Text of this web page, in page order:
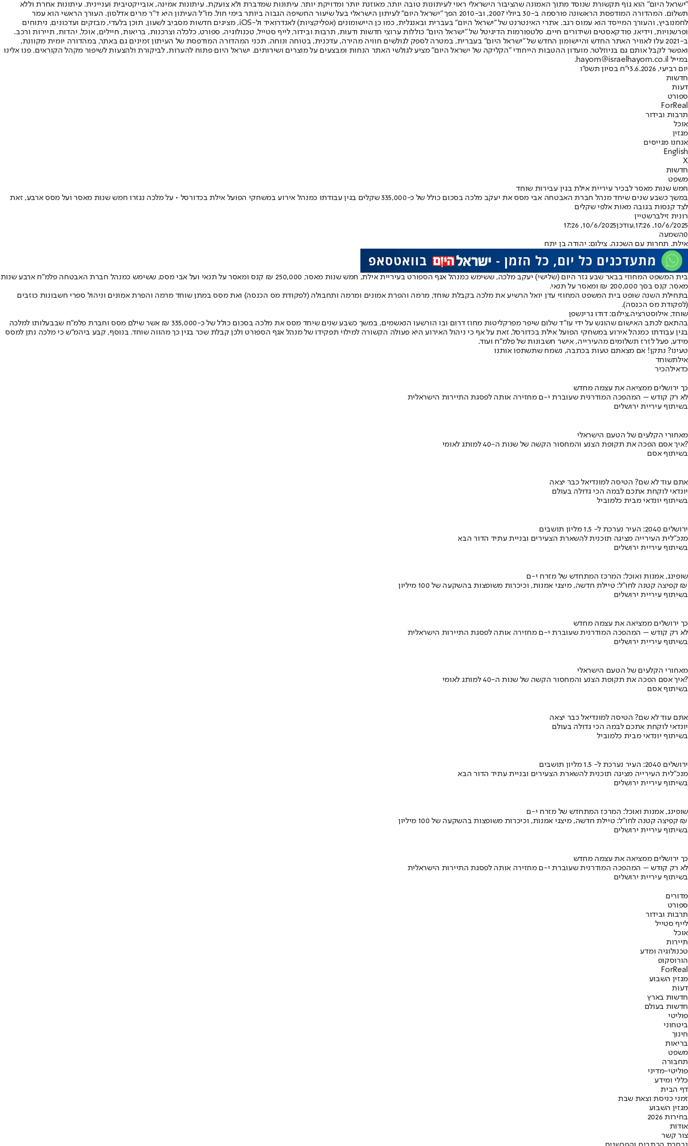
"ישראל היום" הוא גוף תקשורת שנוסד מתוך האמונה שהציבור הישראלי ראוי לעיתונות טובה יותר, מאוזנת יותר ומדויקת יותר. עיתונות שמדברת ולא צועקת. עיתונות אמינה, אובייקטיבית ועניינית. עיתונות אחרת וללא
תשלום. המהדורה המודפסת הראשונה פורסמה ב-30 ביולי 2007, וב-2010 הפך "ישראל היום" לעיתון הישראלי בעל שיעור החשיפה הגבוה ביותר בימי חול. מו"ל העיתון היא ד"ר מרים אדלסון. העורך הראשי הוא עמר
לחמנוביץ, והעורך המייסד הוא עמוס רגב. אתרי האינטרנט של "ישראל היום" בעברית ובאנגלית, כמו כן היישומונים (אפליקציות) לאנדרואיד ול-iOS, מציגים חדשות מסביב לשעון, תוכן בלעדי, מבזקים ועדכונים, ניתוחים
ופרשנויות, וידיאו, פודקאסטים ושידורים חיים. פלטפורמות הדיגיטל של "ישראל היום" כוללות ערוצי חדשות ודעות, תרבות ובידור, לייף סטייל, טכנולוגיה, ספורט, כלכלה וצרכנות, בריאות, חיילים, אוכל, יהדות, תיירות ורכב.
ב-2021 עלו לאוויר האתר החדש והיישומון החדש של "ישראל היום" בעברית, במטרה לספק לגולשים חוויה מהירה, עדכנית, בטוחה ונוחה. תכני המהדורה המודפסת של העיתון זמינים גם באתר, במהדורה יומית מקוונת,
ואפשר לקבל אותם גם בניוזלטר. מועדון ההטבות הייחודי "הקליקה של ישראל היום" מציע לגולשי האתר הנחות ומבצעים על מוצרים ושירותים. ישראל היום פתוח להערות, לביקורת ולהצעות לשיפור מקהל הקוראים. פנו אלינו
במייל hayom@israelhayom.co.il.
יום רביעי, 3.6.2026
י"ח בסיון תשפ"ו
חדשות
דעות
ספורט
ForReal
תרבות ובידור
אוכל
מגזין
אנחנו מגייסים
English
X
חדשות
משפט
חמש שנות מאסר לבכיר עיריית אילת בגין עבירות שוחד
במשך כשבע שנים שיחד מנהל חברת האבטחה אבי מסס את יעקב מלכה בסכום כולל של כ-335,000 שקלים בגין עבודתו כמנהל אירוע במשחקי הפועל אילת בכדורסל • על מלכה נגזרו חמש שנות מאסר ועל מסס ארבע, זאת
לצד קנסות בגובה מאות אלפי שקלים
רונית זילברשטיין
10/6/2025, 17:26
,עודכן10/6/2025, 17:26
0השמעה
אילת. תחרות עם השכנה. צילום: יהודה בן יתח
בית המשפט המחוזי בבאר שבע גזר היום (שלישי) יעקב מלכה, ששימש כמנהל אגף הספורט בעיריית אילת, חמש שנות מאסר, 250,000 ₪ קנס ומאסר על תנאי ועל אבי מסס, ששימש כמנהל חברת האבטחה פלמ"ח ארבע שנות
מאסר, קנס בסך 200,000 ₪ ומאסר על תנאי.
בתחילת השנה שופט בית המשפט המחוזי עדן יואל הרשיע את מלכה בקבלת שוחד, מרמה והפרת אמונים ומרמה ותחבולה (לפקודת מס הכנסה) ואת מסס במתן שוחד מרמה והפרת אמונים וניהול ספרי חשבונות כוזבים
(לפקודת מס הכנסה).
שוחד, אילוסטרציה,צילום: דודו גרינשפן
בהתאם לכתב האישום שהוגש על ידי עו"ד שלום שיפר מפרקליטות מחוז דרום ובו הורשעו הנאשמים, במשך כשבע שנים שיחד מסס את מלכה בסכום כולל של כ-335,000 ₪ אשר שילם מסס וחברת פלמ"ח שבבעלותו למלכה
בגין עבודתו כמנהל אירוע במשחקי הפועל אילת בכדורסל, זאת על אף כי ניהול האירוע היא פעולה הקשורה למילוי תפקידו של מנהל אגף הספורט ולכן קבלת שכר בגין כך מהווה שוחד. בנוסף, קבע ביהמ"ש כי מלכה נתן למסס
מידע, פעל לזרז תשלומים מהעירייה, אישר חשבונות של פלמ"ח ועוד.
טעינו? נתקן! אם מצאתם טעות בכתבה, נשמח שתשתפו אותנו
אילתשוחד
כדאילהכיר
כך ירושלים ממציאה את עצמה מחדש
לא רק קודש – המהפכה המודרנית שעוברת י-ם מחזירה אותה לפסגת התיירות הישראלית
בשיתוף עיריית ירושלים
מאחורי הקלעים של הטעם הישראלי
איך אסם הפכה את תקופת הצנע והמחסור הקשה של שנות ה-40 למותג לאומי?
בשיתוף אסם
אתם עוד לא שם? הטיסה למונדיאל כבר יצאה
יונדאי לוקחת אתכם לבמה הכי גדולה בעולם
בשיתוף יונדאי מבית כלמוביל
ירושלים 2040: העיר נערכת ל- 1.5 מליון תושבים
מנכ"לית העירייה מציגה תוכנית להשארת הצעירים ובניית עתיד הדור הבא
בשיתוף עיריית ירושלים
שופינג, אמנות ואוכל: המרכז המתחדש של מזרח י-ם
קפיצה קטנה לחו"ל: טיילת חדשה, מיצגי אמנות, וכיכרות משופצות בהשקעה של 100 מיליון ₪
בשיתוף עיריית ירושלים
כך ירושלים ממציאה את עצמה מחדש
לא רק קודש – המהפכה המודרנית שעוברת י-ם מחזירה אותה לפסגת התיירות הישראלית
בשיתוף עיריית ירושלים
מאחורי הקלעים של הטעם הישראלי
איך אסם הפכה את תקופת הצנע והמחסור הקשה של שנות ה-40 למותג לאומי?
בשיתוף אסם
אתם עוד לא שם? הטיסה למונדיאל כבר יצאה
יונדאי לוקחת אתכם לבמה הכי גדולה בעולם
בשיתוף יונדאי מבית כלמוביל
ירושלים 2040: העיר נערכת ל- 1.5 מליון תושבים
מנכ"לית העירייה מציגה תוכנית להשארת הצעירים ובניית עתיד הדור הבא
בשיתוף עיריית ירושלים
שופינג, אמנות ואוכל: המרכז המתחדש של מזרח י-ם
קפיצה קטנה לחו"ל: טיילת חדשה, מיצגי אמנות, וכיכרות משופצות בהשקעה של 100 מיליון ₪
בשיתוף עיריית ירושלים
כך ירושלים ממציאה את עצמה מחדש
לא רק קודש – המהפכה המודרנית שעוברת י-ם מחזירה אותה לפסגת התיירות הישראלית
בשיתוף עיריית ירושלים
מדורים
ספורט
תרבות ובידור
לייף סטייל
אוכל
תיירות
טכנולוגיה ומדע
הורוסקופ
ForReal
מגזין השבוע
דעות
חדשות בארץ
חדשות בעולם
פוליטי
ביטחוני
חינוך
בריאות
משפט
תחבורה
פוליטי-מדיני
כללי ומידע
דף הבית
זמני כניסת וצאת שבת
מגזין השבוע
בחירות 2026
אודות
צור קשר